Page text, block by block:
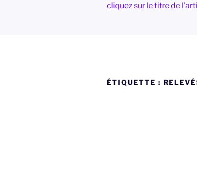
cliquez sur le titre de
ÉTIQUETTE :